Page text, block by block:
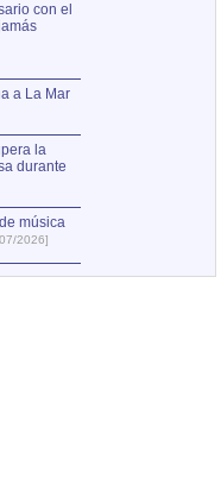
con el
a La Mar
la
durante
música
2026]